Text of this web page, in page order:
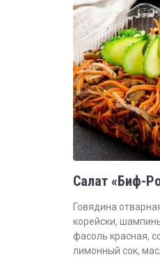
Салат «Биф-
Говядина
корейски,
фасоль красная,
лимонный сок,